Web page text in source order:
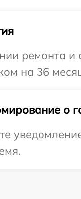
ремонта и
на 36
о